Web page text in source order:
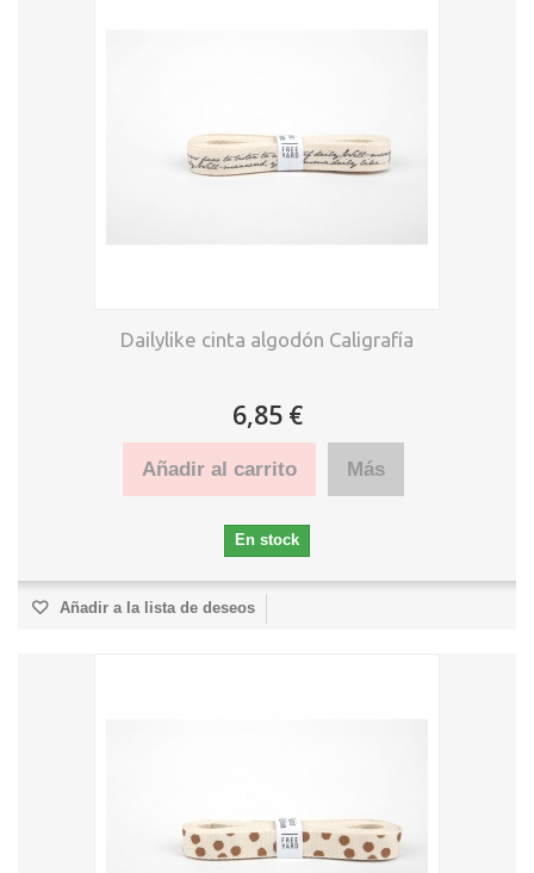
Dailylike cinta algodón Caligrafía
6,85 €
Añadir al carrito Más
En stock
Añadir a la lista de deseos